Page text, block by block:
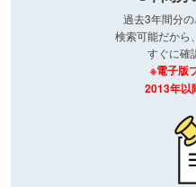
過去3年間分
検索可能だから
すぐに確
※電子版
2013年以